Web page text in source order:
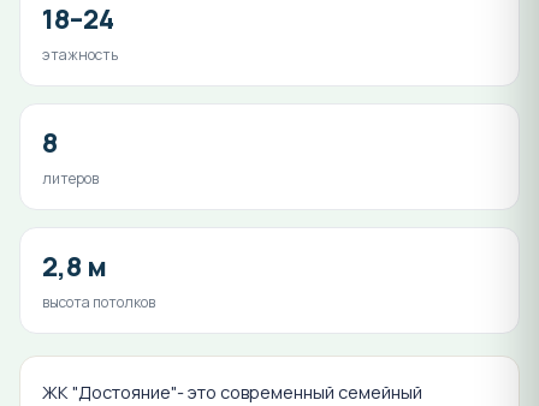
18–24
этажность
8
литеров
2,8 м
высота потолков
ЖК "Достояние"- это современный семейный